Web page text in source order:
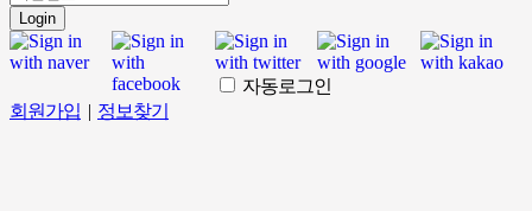
Login
자동로그인
회원가입 | 정보찾기